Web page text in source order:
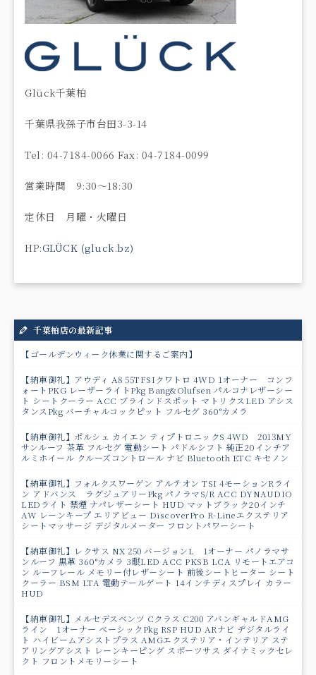
Glück千葉柏
千葉県我孫子市台田3-3-14
Tel: 04-7184-0066 Fax: 04-7184-0099
営業時間 9:30〜18:30
定休日 月曜・火曜日
HP:GLÜCK (gluck.bz)
千葉柏店の最新記事
【ゴールデンウィーク休業に関するご案内】
【納車御礼】アウディ A8 55TFSIクワトロ 4WD 1オーナー コンフ
ォートPKG レーザーライトPkg Bang&Olufsen パルコナレザーシー
ト シートクーラー ACC ブラインドスポット マトリクスLED アシス
タンスPkg バーチャルコックピット フルセグ 360°カメラ
【納車御礼】ポルシェ カイエン ティプトロニックS 4WD 2013MY
サンルーフ 茶革 フルセグ 電動シート パドルシフト 純正20インチア
ルミホイール クルーズコントロール ナビ Bluetooth ETC キセノン
【納車御礼】フォルクスワーゲン アルテオン TSI 4モーションRライ
ン アドバンス ラグジュアリーPkg パノラマS/R ACC DYNAUDIO
LEDライト 禁煙 ナパレザーシート HUD マットブラック20インチ
AW レーンキープ エリアビュー DiscoverPro R-Lineエクステリア
シートマッサージ デジタルメーター フロントパワーシート
【納車御礼】レクサス NX 250 バージョンL 1オーナー パノラマサ
ンルーフ 黒革 360°カメラ 3眼LED ACC PKSB LCA リモートエアコ
ン ルーフレール メモリー付レザーシート 前後シートヒーター シート
クーラー BSM LTA 電動テールゲート 14インチディスプレイ カラー
HUD
【納車御礼】メルセデスベンツ Cクラス C200 アバンギャルドAMG
ライン 1オーナー ベーシックPkg RSP HUD ARナビ デジタルライ
ト ハイビームアシストプラス AMGエクステリア・インテリア ステ
アリングアシスト レーンキーピング スポーツサス ダイナミックセレ
クト フロントメモリーシート